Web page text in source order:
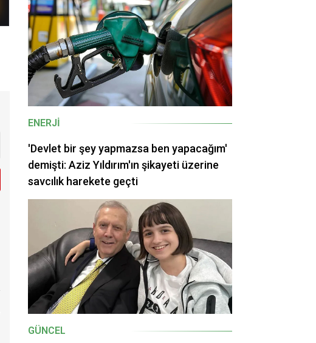
ENERJI
'Devlet bir şey yapmazsa ben yapacağım'
demişti: Aziz Yıldırım'ın şikayeti üzerine
savcılık harekete geçti
GÜNCEL